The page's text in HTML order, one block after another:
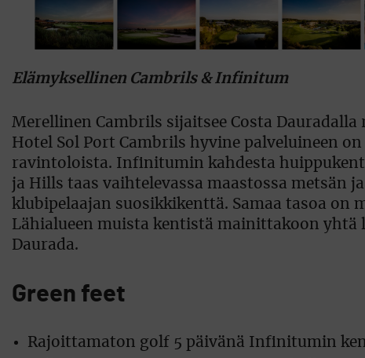
Elämyksellinen Cambrils & Infinitum
Merellinen Cambrils sijaitsee Costa
Hotel Sol Port Cambrils hyvine palveluineen
ravintoloista. Infinitumin kahdesta
ja Hills taas vaihtelevassa maastossa metsän
klubipelaajan suosikkikenttä. Samaa tasoa
Lähialueen muista kentistä mainittakoon
Daurada.
Green feet
Rajoittamaton golf 5 päivänä Infinitumin